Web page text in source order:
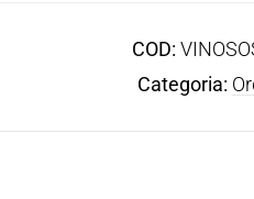
COD:
Categoria: